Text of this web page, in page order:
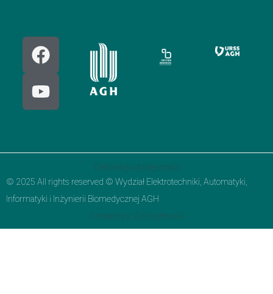
Deklaracja dostępności
© 2025 All rights reserved © Wydział Elektrotechniki, Automatyki,
Informatyki i Inżynierii Biomedycznej AGH
Created by: G.Kocyłowski